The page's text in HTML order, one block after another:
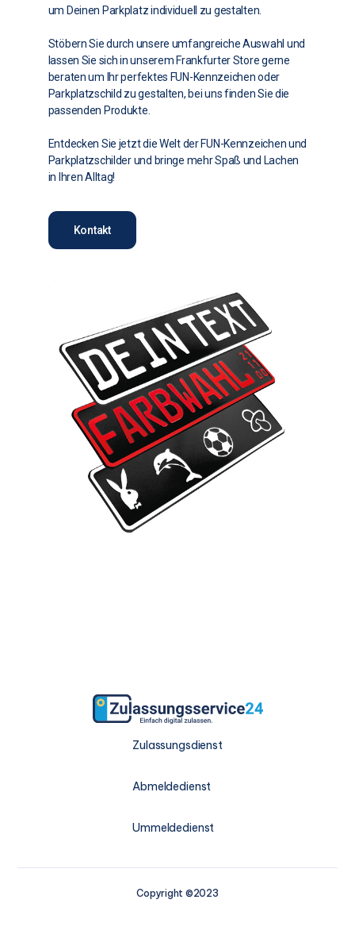
um Deinen Parkplatz individuell zu gestalten.
Stöbern Sie durch unsere umfangreiche Auswahl und
lassen Sie sich in unserem Frankfurter Store gerne
beraten um Ihr perfektes FUN-Kennzeichen oder
Parkplatzschild zu gestalten, bei uns finden Sie die
passenden Produkte.
Entdecken Sie jetzt die Welt der FUN-Kennzeichen und
Parkplatzschilder und bringe mehr Spaß und Lachen
in Ihren Alltag!
Kontakt
Zulassungsdienst
Abmeldedienst
Ummeldedienst
Copyright ©2023